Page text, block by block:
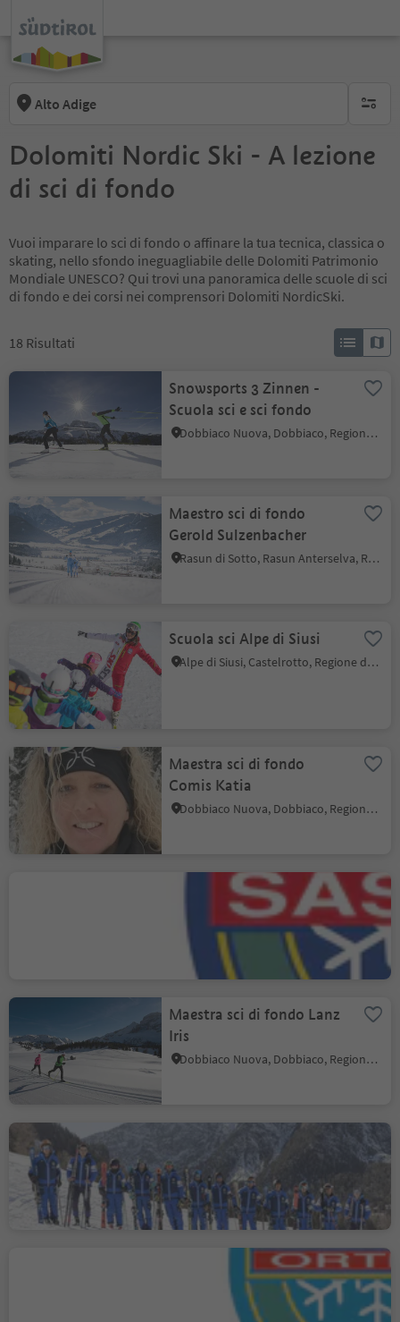
Alto Adige
Dolomiti Nordic Ski - A lezione
di sci di fondo
Vuoi imparare lo sci di fondo o affinare la tua tecnica, classica o
skating, nello sfondo ineguagliabile delle Dolomiti Patrimonio
Mondiale UNESCO? Qui trovi una panoramica delle scuole di sci
di fondo e dei corsi nei comprensori Dolomiti NordicSki.
18 Risultati
Snowsports 3 Zinnen -
Scuola sci e sci fondo
Dobbiaco Nuova, Dobbiaco, Regione dolomitica 3 Cime
Maestro sci di fondo
Gerold Sulzenbacher
Rasun di Sotto, Rasun Anterselva, Regione dolomitica Plan de Corones
Scuola sci Alpe di Siusi
Alpe di Siusi, Castelrotto, Regione dolomitica Alpe di Siusi
Maestra sci di fondo
Comis Katia
Dobbiaco Nuova, Dobbiaco, Regione dolomitica 3 Cime
Scuola Sci e Snowboard
Ortisei/Urtijëi, Ortisei, Regione dolomitica Val Gardena
Maestra sci di fondo Lanz
Iris
Dobbiaco Nuova, Dobbiaco, Regione dolomitica 3 Cime
Villabassa/Braies
Villabassa, Regione dolomitica 3 Cime
Scuola Sci e Snowboard
Ortisei/Urtijëi, Ortisei, Regione dolomitica Val Gardena